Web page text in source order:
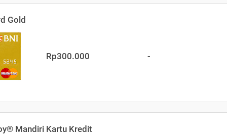
Gold
Rp300.000 -
Mandiri Kartu Kredit